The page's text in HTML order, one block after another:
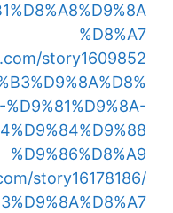
%D8%A7
story1609852
%D9%86%D8%A9
story16178186/